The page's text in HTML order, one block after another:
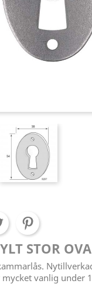
STOR
vanlig under